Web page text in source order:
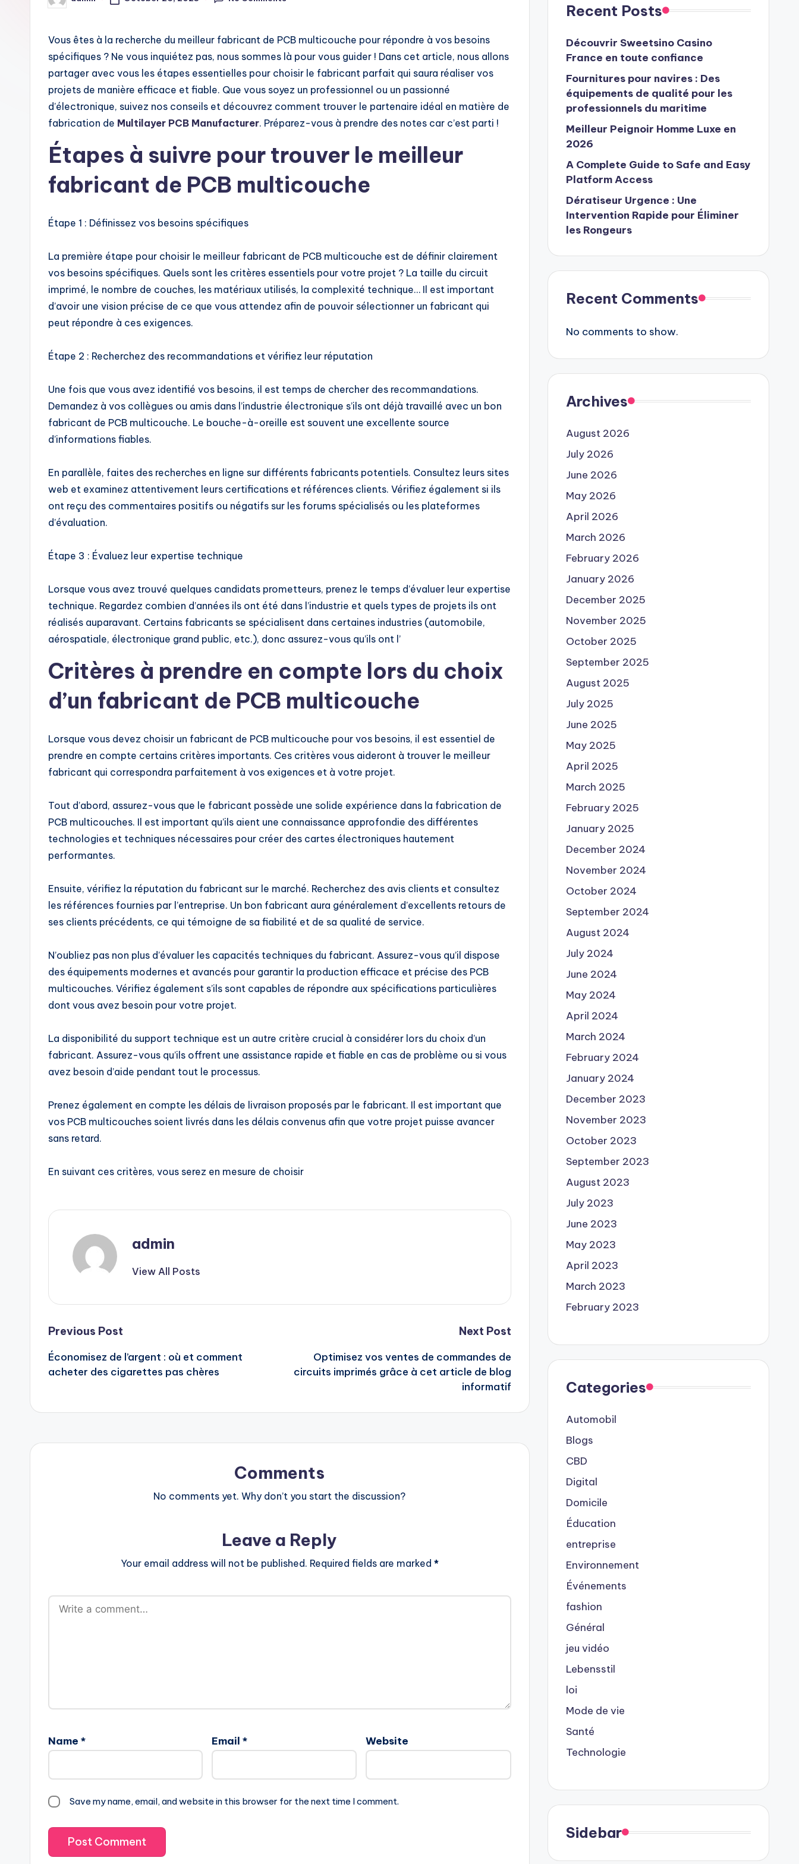
Posted
by
Vous êtes à la recherche du meilleur fabricant de PCB multicouche pour répondre à vos besoins
spécifiques ? Ne vous inquiétez pas, nous sommes là pour vous guider ! Dans cet article, nous allons
partager avec vous les étapes essentielles pour choisir le fabricant parfait qui saura réaliser vos
projets de manière efficace et fiable. Que vous soyez un professionnel ou un passionné
d’électronique, suivez nos conseils et découvrez comment trouver le partenaire idéal en matière de
fabrication de Multilayer PCB Manufacturer. Préparez-vous à prendre des notes car c’est parti !
Étapes à suivre pour trouver le meilleur
fabricant de PCB multicouche
Étape 1 : Définissez vos besoins spécifiques
La première étape pour choisir le meilleur fabricant de PCB multicouche est de définir clairement
vos besoins spécifiques. Quels sont les critères essentiels pour votre projet ? La taille du circuit
imprimé, le nombre de couches, les matériaux utilisés, la complexité technique… Il est important
d’avoir une vision précise de ce que vous attendez afin de pouvoir sélectionner un fabricant qui
peut répondre à ces exigences.
Étape 2 : Recherchez des recommandations et vérifiez leur réputation
Une fois que vous avez identifié vos besoins, il est temps de chercher des recommandations.
Demandez à vos collègues ou amis dans l’industrie électronique s’ils ont déjà travaillé avec un bon
fabricant de PCB multicouche. Le bouche-à-oreille est souvent une excellente source
d’informations fiables.
En parallèle, faites des recherches en ligne sur différents fabricants potentiels. Consultez leurs sites
web et examinez attentivement leurs certifications et références clients. Vérifiez également si ils
ont reçu des commentaires positifs ou négatifs sur les forums spécialisés ou les plateformes
d’évaluation.
Étape 3 : Évaluez leur expertise technique
Lorsque vous avez trouvé quelques candidats prometteurs, prenez le temps d’évaluer leur expertise
technique. Regardez combien d’années ils ont été dans l’industrie et quels types de projets ils ont
réalisés auparavant. Certains fabricants se spécialisent dans certaines industries (automobile,
aérospatiale, électronique grand public, etc.), donc assurez-vous qu’ils ont l’
Critères à prendre en compte lors du choix
d’un fabricant de PCB multicouche
Lorsque vous devez choisir un fabricant de PCB multicouche pour vos besoins, il est essentiel de
prendre en compte certains critères importants. Ces critères vous aideront à trouver le meilleur
fabricant qui correspondra parfaitement à vos exigences et à votre projet.
Tout d’abord, assurez-vous que le fabricant possède une solide expérience dans la fabrication de
PCB multicouches. Il est important qu’ils aient une connaissance approfondie des différentes
technologies et techniques nécessaires pour créer des cartes électroniques hautement
performantes.
Ensuite, vérifiez la réputation du fabricant sur le marché. Recherchez des avis clients et consultez
les références fournies par l’entreprise. Un bon fabricant aura généralement d’excellents retours de
ses clients précédents, ce qui témoigne de sa fiabilité et de sa qualité de service.
N’oubliez pas non plus d’évaluer les capacités techniques du fabricant. Assurez-vous qu’il dispose
des équipements modernes et avancés pour garantir la production efficace et précise des PCB
multicouches. Vérifiez également s’ils sont capables de répondre aux spécifications particulières
dont vous avez besoin pour votre projet.
La disponibilité du support technique est un autre critère crucial à considérer lors du choix d’un
fabricant. Assurez-vous qu’ils offrent une assistance rapide et fiable en cas de problème ou si vous
avez besoin d’aide pendant tout le processus.
Prenez également en compte les délais de livraison proposés par le fabricant. Il est important que
vos PCB multicouches soient livrés dans les délais convenus afin que votre projet puisse avancer
sans retard.
En suivant ces critères, vous serez en mesure de choisir
admin
View All Posts
Post
navigation
Previous Post
Économisez de l’argent : où et comment
acheter des cigarettes pas chères
Next Post
Optimisez vos ventes de commandes de
circuits imprimés grâce à cet article de blog
informatif
Comments
No comments yet. Why don’t you start the discussion?
Leave a Reply
Your email address will not be published. Required fields are marked *
Name * Email * Website
Save my name, email, and website in this browser for the next time I comment.
Recent Posts
Découvrir Sweetsino Casino
France en toute confiance
Fournitures pour navires : Des
équipements de qualité pour les
professionnels du maritime
Meilleur Peignoir Homme Luxe en
2026
A Complete Guide to Safe and Easy
Platform Access
Dératiseur Urgence : Une
Intervention Rapide pour Éliminer
les Rongeurs
Recent Comments
No comments to show.
Archives
August 2026
July 2026
June 2026
May 2026
April 2026
March 2026
February 2026
January 2026
December 2025
November 2025
October 2025
September 2025
August 2025
July 2025
June 2025
May 2025
April 2025
March 2025
February 2025
January 2025
December 2024
November 2024
October 2024
September 2024
August 2024
July 2024
June 2024
May 2024
April 2024
March 2024
February 2024
January 2024
December 2023
November 2023
October 2023
September 2023
August 2023
July 2023
June 2023
May 2023
April 2023
March 2023
February 2023
Categories
Automobil
Blogs
CBD
Digital
Domicile
Éducation
entreprise
Environnement
Événements
fashion
Général
jeu vidéo
Lebensstil
loi
Mode de vie
Santé
Technologie
Sidebar